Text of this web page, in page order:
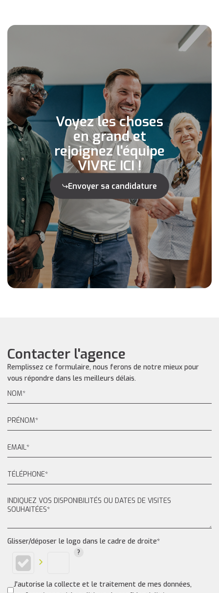
Voyez les choses
en grand et
rejoignez l'équipe
VIVRE ICI !
Envoyer sa candidature
Contacter l'agence
Remplissez ce formulaire, nous ferons de notre mieux pour
vous répondre dans les meilleurs délais.
Glisser/déposer le logo dans le cadre de droite*
J'autorise la collecte et le traitement de mes données,